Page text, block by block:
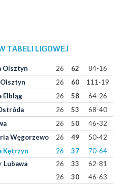
TABELI LIGOWEJ
Olsztyn 26 62
84-16
26 60
111-19
Elbląg 26 58
64-26
26 53
68-40
26 50
46-32
Węgorzewo 26 49
50-42
Kętrzyn 26 37
70-64
Lubawa 26 33
62-81
26 30
46-63